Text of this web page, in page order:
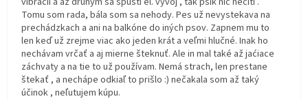
Tomu som rada, bála som sa nehody. Pes už nevystekava na
prechádzkach a ani na balkóne do iných psov. Zapnem mu to
len keď už zrejme viac ako jeden krát a veľmi hlučné. Inak ho
nechávam vrčať a aj mierne šteknuť. Ale in mal také až jaćiace
záchvaty a na tie to už používam. Nemá strach, len prestane
štekať , a nechápe odkiaľ to prišlo :) nečakala som až taký
účinok , neľutujem kúpu.